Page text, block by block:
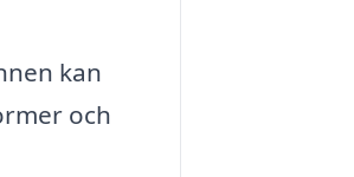
kan
och